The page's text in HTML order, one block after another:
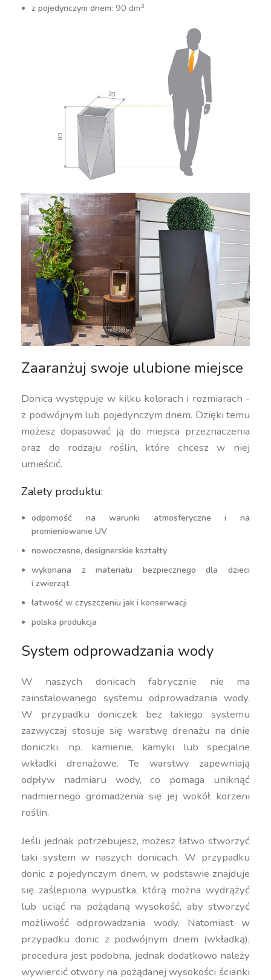
z pojedynczym dnem: 90 dm3
Zaaranżuj swoje ulubione miejsce
Donica występuje w kilku kolorach i rozmiarach -
z podwójnym lub pojedynczym dnem. Dzięki temu
możesz dopasować ją do miejsca przeznaczenia
oraz do rodzaju roślin, które chcesz w niej
umieścić.
Zalety produktu:
odporność na warunki atmosferyczne i na
promieniowanie UV
nowoczesne, designerskie kształty
wykonana z materiału bezpiecznego dla dzieci
i zwierząt
łatwość w czyszczeniu jak i konserwacji
polska produkcja
System odprowadzania wody
W naszych donicach fabrycznie nie ma
zainstalowanego systemu odprowadzania wody.
W przypadku doniczek bez takiego systemu
zazwyczaj stosuje się warstwę drenażu na dnie
doniczki, np. kamienie, kamyki lub specjalne
wkładki drenażowe. Te warstwy zapewniają
odpływ nadmiaru wody, co pomaga uniknąć
nadmiernego gromadzenia się jej wokół korzeni
roślin.
Jeśli jednak potrzebujesz, możesz łatwo stworzyć
taki system w naszych donicach. W przypadku
donic z pojedynczym dnem, w podstawie znajduje
się zaślepiona wypustka, którą można wydrążyć
lub uciąć na pożądaną wysokość, aby stworzyć
możliwość odprowadzania wody. Natomiast w
przypadku donic z podwójnym dnem (wkładką),
procedura jest podobna, jednak dodatkowo należy
wywiercić otwory na pożądanej wysokości ścianki